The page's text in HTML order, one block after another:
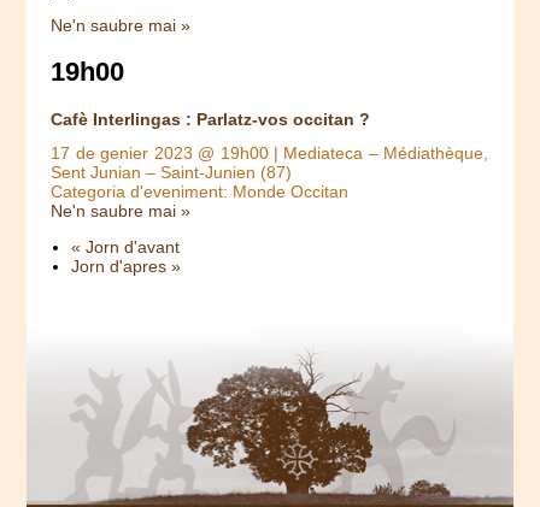
Ne'n saubre mai »
19h00
Cafè Interlingas : Parlatz-vos occitan ?
17 de genier 2023 @ 19h00| Mediateca – Médiathèque,
Sent Junian – Saint-Junien (87)
Categoria d'eveniment: Monde Occitan
Ne'n saubre mai »
« Jorn d'avant
Jorn d'apres »